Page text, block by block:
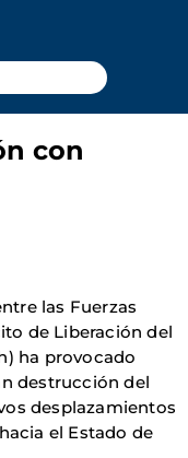
con
las Fuerzas
de Liberación del
ha provocado
destrucción del
desplazamientos
el Estado de